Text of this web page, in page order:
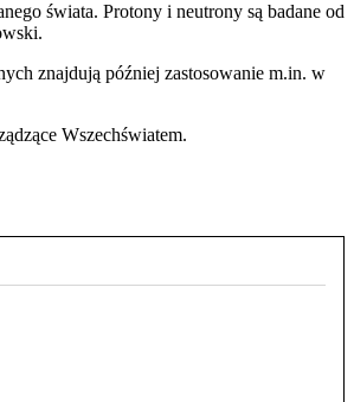
świata. Protony i neutrony są badane od
znajdują później zastosowanie m.in. w
Wszechświatem.